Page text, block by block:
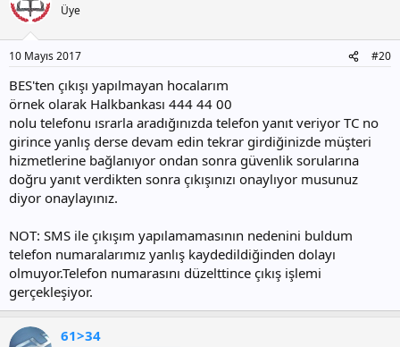
Üye
10 Mayıs 2017 #20
BES'ten çıkışı yapılmayan hocalarım
örnek olarak Halkbankası 444 44 00
nolu telefonu ısrarla aradığınızda telefon yanıt veriyor TC no
girince yanlış derse devam edin tekrar girdiğinizde müşteri
hizmetlerine bağlanıyor ondan sonra güvenlik sorularına
doğru yanıt verdikten sonra çıkışınızı onaylıyor musunuz
diyor onaylayınız.
NOT: SMS ile çıkışım yapılamamasının nedenini buldum
telefon numaralarımız yanlış kaydedildiğinden dolayı
olmuyor.Telefon numarasını düzelttince çıkış işlemi
gerçekleşiyor.
61>34